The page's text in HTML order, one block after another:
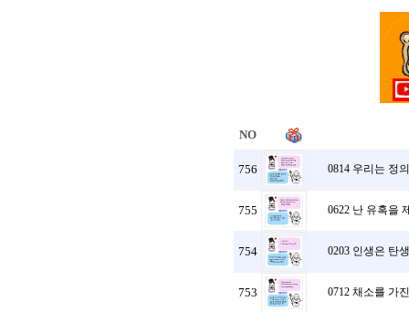
NO
756 0814 우리는 정
755 0622 난 유혹을
754 0203 인생은 탄
753 0712 채소를 가